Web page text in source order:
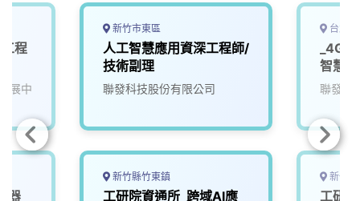
o
s
I
n
n
程
展中
器
新竹市東區
人工智慧應用資深工程師/
技術副理
聯發科技股份有限公司
新竹縣竹東鎮
工研院資通所_跨域AI應
台北
_4G/
智慧
聯發科
新竹
工研